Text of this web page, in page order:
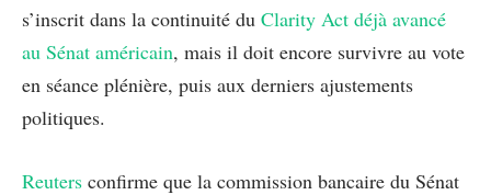
s’inscrit dans la continuité du Clarity Act déjà avancé
au Sénat américain, mais il doit encore survivre au vote
en séance plénière, puis aux derniers ajustements
politiques.
Reuters confirme que la commission bancaire du Sénat